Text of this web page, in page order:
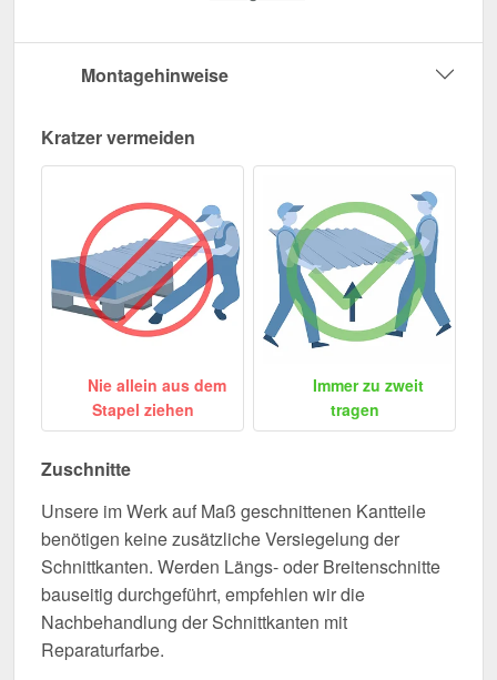
Montagehinweise
Kratzer vermeiden
Nie allein aus dem
Stapel ziehen
Immer zu zweit
tragen
Zuschnitte
Unsere im Werk auf Maß geschnittenen Kantteile
benötigen keine zusätzliche Versiegelung der
Schnittkanten. Werden Längs- oder Breitenschnitte
bauseitig durchgeführt, empfehlen wir die
Nachbehandlung der Schnittkanten mit
Reparaturfarbe.